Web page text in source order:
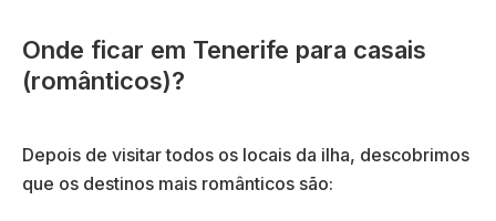
Onde ficar em Tenerife para casais
(românticos)?
Depois de visitar todos os locais da ilha, descobrimos
que os destinos mais românticos são: